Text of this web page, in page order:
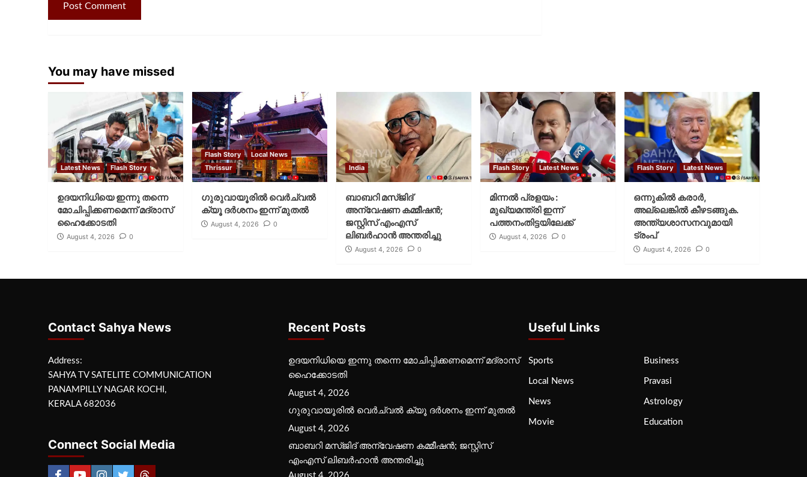
You may have missed
Latest News Flash Story
ഉദയനിധിയെ ഇന്നു തന്നെ
മോചിപ്പിക്കണമെന്ന് മദ്രാസ്
ഹൈക്കോടതി
August 4, 2026 0
Flash Story
Local News
Thrissur
ഗുരുവായൂരില്‍ വെര്‍ച്വല്‍
ക്യൂ ദര്‍ശനം ഇന്ന് മുതല്‍
August 4, 2026 0
India
ബാബറി മസ്ജിദ്
അന്വേഷണ കമ്മീഷന്‍;
ജസ്റ്റിസ് എംഎസ്
ലിബര്‍ഹാന്‍ അന്തരിച്ചു
August 4, 2026 0
Flash Story Latest News
മിന്നല്‍ പ്രളയം :
മുഖ്യമന്ത്രി ഇന്ന്
പത്തനംതിട്ടയിലേക്ക്
August 4, 2026 0
Flash Story Latest News
ഒന്നുകില്‍ കരാര്‍,
അല്ലെങ്കില്‍ കീഴടങ്ങുക.
അന്ത്യശാസനവുമായി
ട്രംപ്
August 4, 2026 0
Contact Sahya News
Address:
SAHYA TV SATELITE COMMUNICATION
PANAMPILLY NAGAR KOCHI,
KERALA 682036
Connect Social Media
Recent Posts
ഉദയനിധിയെ ഇന്നു തന്നെ മോചിപ്പിക്കണമെന്ന് മദ്രാസ്
ഹൈക്കോടതി
August 4, 2026
ഗുരുവായൂരില്‍ വെര്‍ച്വല്‍ ക്യൂ ദര്‍ശനം ഇന്ന് മുതല്‍
August 4, 2026
ബാബറി മസ്ജിദ് അന്വേഷണ കമ്മീഷന്‍; ജസ്റ്റിസ്
എംഎസ് ലിബര്‍ഹാന്‍ അന്തരിച്ചു
Useful Links
Sports Business
Local News Pravasi
News Astrology
Movie Education